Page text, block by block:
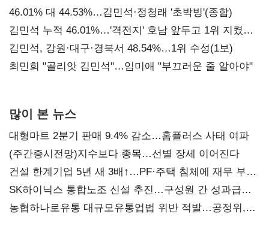
대표된 양 당직 배분"
46.01% 대 44.53%…김민석·정청래 '초박빙'(종합)
김민석 누적 46.01%…'격전지' 호남 앞두고 1위 지켰다
(2보)
김민석, 강원·대구·경북서 48.54%…1위 수성(1보)
최민희 "골리앗 김민석"…임미애 "부끄러운 줄 알아야"
많이 본 뉴스
대형마트 2분기 판매 9.4% 감소…홈플러스 사태 여파
(주간증시전망)지수보다 종목…선별 장세 이어진다
건설 한계기업 5년 새 3배↑…PF·주택 침체에 재무 부담
확대
SK하이닉스 통합노조 신설 추진…구성원 간 성과급
불만 확산
농협하나로유통 대규모유통업법 위반 적발…공정위,